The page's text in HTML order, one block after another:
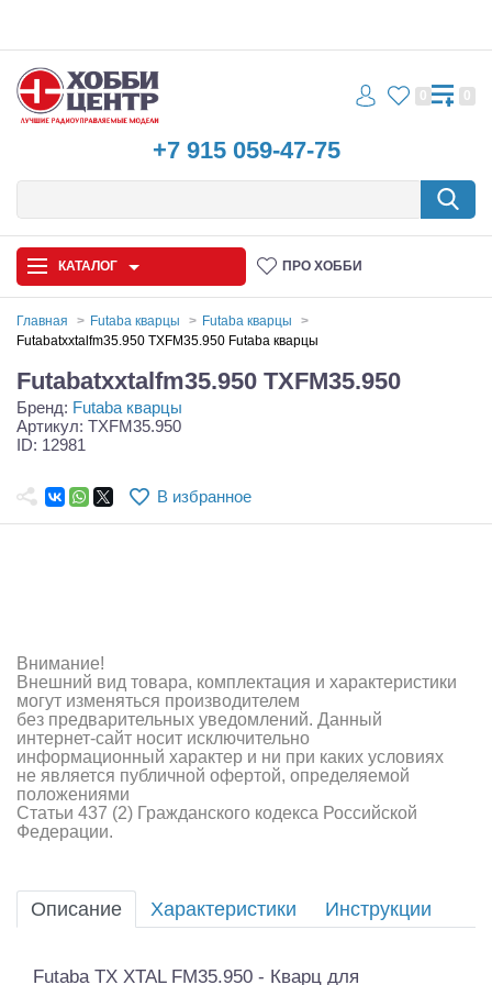
+7 915 059-47-75
0 0
КАТАЛОГ ПРО ХОББИ
Запчасти и аксессуары
Игрушки
Самолеты
Аппаратура и электроника
Аккумуляторы и батарейки
Зарядные устройства и блоки питания
Двигатели
Инструмент,измерительные приборы,расходники
Главная Futaba кварцы
Futaba кварцы
Futabatxxtalfm35.950 TXFM35.950 Futaba кварцы
Futabatxxtalfm35.950 TXFM35.950
Бренд: Futaba кварцы
Артикул: TXFM35.950
ID: 12981
В избранное
Внимание!
Внешний вид товара, комплектация и характеристики
могут изменяться производителем
без предварительных уведомлений. Данный
интернет-сайт носит исключительно
информационный характер и ни при каких условиях
не является публичной офертой, определяемой
положениями
Статьи 437 (2) Гражданского кодекса Российской
Федерации.
Описание Характеристики Инструкции
Futaba TX XTAL FM35.950 - Кварц для